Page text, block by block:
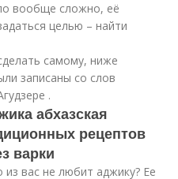
вообще сложно, её
целью – найти
самому, ниже
записаны со слов
.
абхазская
рецептов
варки
из вас не любит аджику? Ее